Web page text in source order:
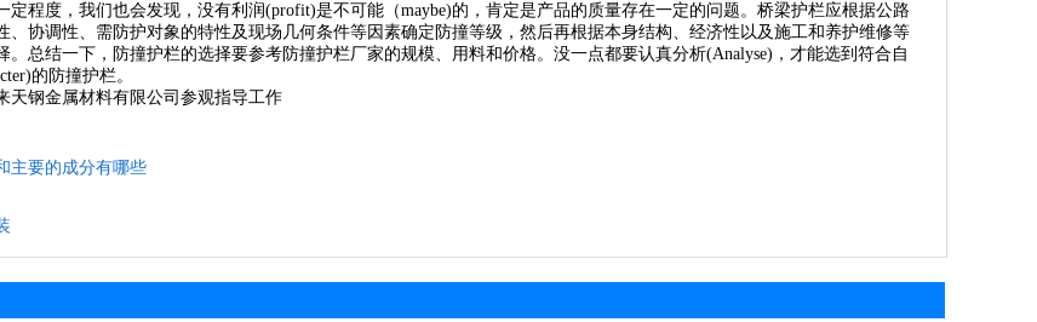
定程度，我们也会发现，没有利润(profit)是不可能（maybe)的，肯定是产品的质量存在一定的问题。桥梁护栏应根据公路
、协调性、需防护对象的特性及现场几何条件等因素确定防撞等级，然后再根据本身结构、经济性以及施工和养护维修等
。总结一下，防撞护栏的选择要参考防撞护栏厂家的规模、用料和价格。没一点都要认真分析(Analyse)，才能选到符合自
的防撞护栏。
天钢金属材料有限公司参观指导工作
主要的成分有哪些